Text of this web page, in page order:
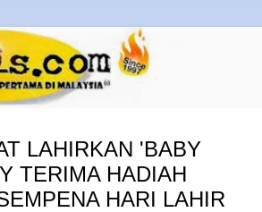
LAHIRKAN 'BABY
TERIMA HADIAH
HARI LAHIR